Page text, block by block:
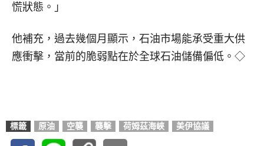
慌狀態。」
他補充，過去幾個月顯示，石油市場能承受重大供
應衝擊，當前的脆弱點在於全球石油儲備偏低。◇
標籤 原油 空襲 襲擊 荷姆茲海峽 美伊協議